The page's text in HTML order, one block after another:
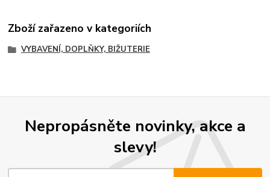
Zboží zařazeno v kategoriích
VYBAVENÍ, DOPLŇKY, BIŽUTERIE
Nepropásněte novinky, akce a
slevy!